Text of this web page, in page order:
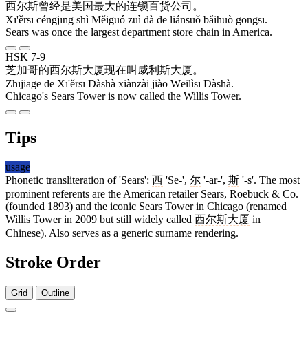
西尔斯曾经是美国最大的连锁百货公司 。
Xī'ěrsī céngjīng shì Měiguó zuì dà de liánsuǒ bǎihuò gōngsī.
Sears was once the largest department store chain in America.
HSK 7-9
芝加哥的西尔斯大厦现在叫 威利斯大厦。
Zhījiāgē de Xī'ěrsī Dàshà xiànzài jiào Wēilìsī Dàshà.
Chicago's Sears Tower is now called the Willis Tower.
Tips
usage
Phonetic transliteration of 'Sears': 西 'Se-', 尔 '-ar-', 斯 '-s'. The most
prominent referents are the American retailer Sears, Roebuck & Co.
(founded 1893) and the iconic Sears Tower in Chicago (renamed
Willis Tower in 2009 but still widely called 西尔斯大厦 in
Chinese). Also serves as a generic surname rendering.
Stroke Order
Grid Outline